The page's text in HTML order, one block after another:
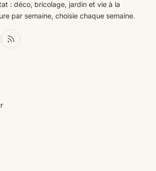
: déco, bricolage, jardin et vie à la
par semaine, choisie chaque semaine.